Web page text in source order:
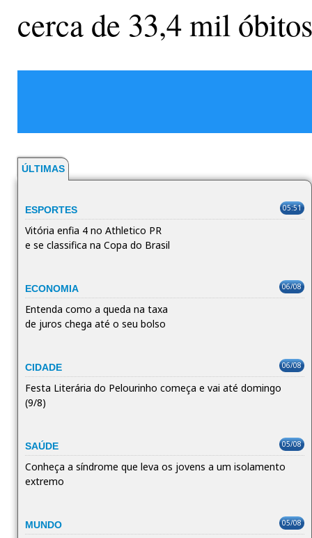
cerca de 33,4 mil
ÚLTIMAS
ESPORTES 05:51
Vitória enfia 4 no Athletico PR
e se classifica na Copa do Brasil
ECONOMIA 06/08
Entenda como a queda na taxa
de juros chega até o seu bolso
CIDADE 06/08
Festa Literária do Pelourinho começa e vai até domingo
(9/8)
SAÚDE 05/08
Conheça a síndrome que leva os jovens a um isolamento
extremo
MUNDO 05/08